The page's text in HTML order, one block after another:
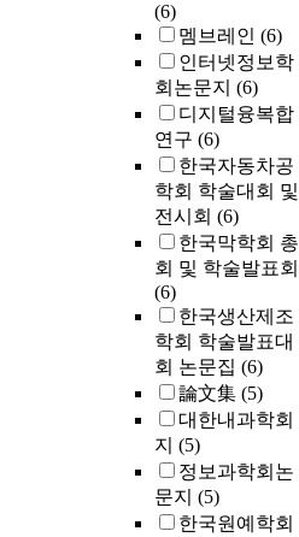
(6)
멤브레인 (6)
인터넷정보학
회논문지 (6)
디지털융복합
연구 (6)
한국자동차공
학회 학술대회 및
전시회 (6)
한국막학회 총
회 및 학술발표회
(6)
한국생산제조
학회 학술발표대
회 논문집 (6)
論文集 (5)
대한내과학회
지 (5)
정보과학회논
문지 (5)
한국원예학회